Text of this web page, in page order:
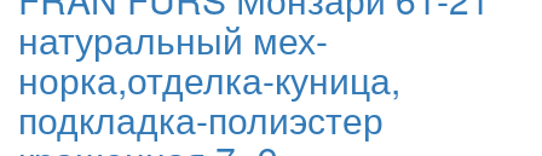
натуральный мех-
норка,отделка-куница,
подкладка-полиэстер